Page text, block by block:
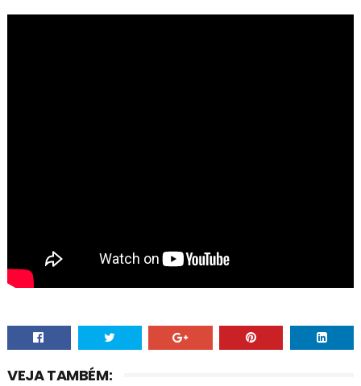
VEJA TAMBÉM: